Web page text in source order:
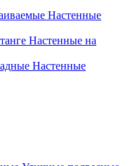
Настенные
Настенные на
Настенные